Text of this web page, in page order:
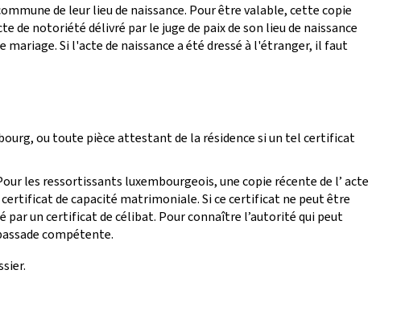
de leur lieu de naissance. Pour être valable, cette copie
de notoriété délivré par le juge de paix de son lieu de naissance
Si l'acte de naissance a été dressé à l'étranger, il faut
ou toute pièce attestant de la résidence si un tel certificat
les ressortissants luxembourgeois, une copie récente de l’ acte
de capacité matrimoniale. Si ce certificat ne peut être
par un certificat de célibat. Pour connaître l’autorité qui peut
compétente.